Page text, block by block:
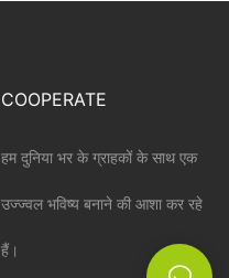
COOPERATE
हम दुनिया भर के ग्राहकों के साथ एक
उज्ज्वल भविष्य बनाने की आशा कर रहे
हैं।